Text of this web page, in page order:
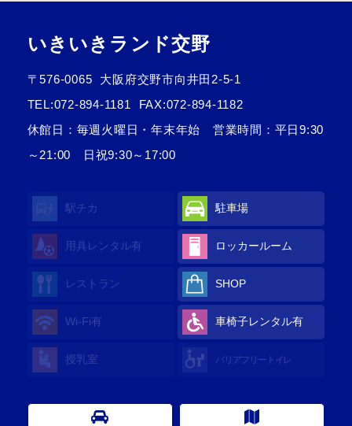
いきいきランド交野
〒576-0065
大阪府交野市向井田2-5-1
TEL:072-894-1181
FAX:072-894-1182
休館日：毎週火曜日・年末年始 営業時間：平日9:30
～21:00 日祝9:30～17:00
駅チカ 駐車場
用具レンタル有 ロッカールーム
レストラン SHOP
Wi-Fi有 車椅子レンタル有
授乳室 バリアフリートイレ